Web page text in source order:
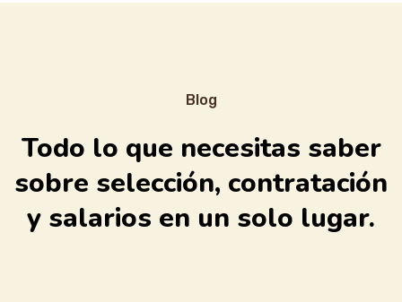
Blog
Todo lo que necesitas saber
sobre selección, contratación
y salarios en un solo lugar.